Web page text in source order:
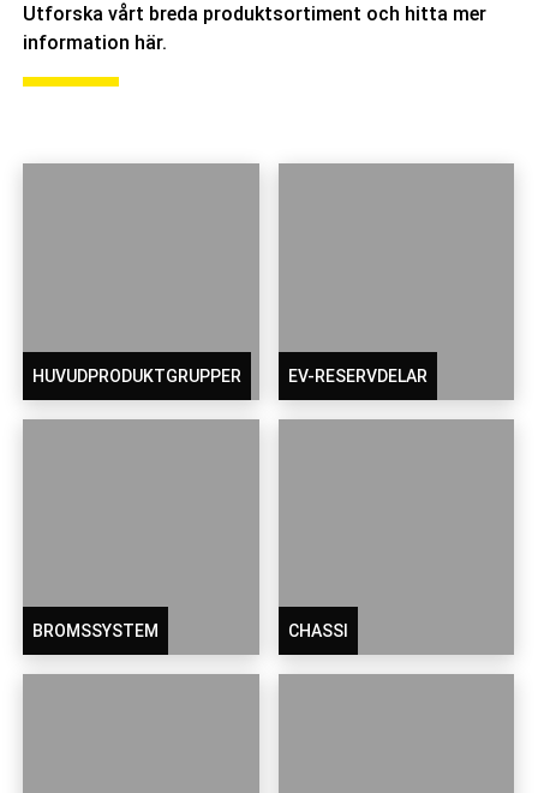
Utforska vårt breda produktsortiment och hitta mer
information här.
HUVUDPRODUKTGRUPPER EV-RESERVDELAR
BROMSSYSTEM CHASSI